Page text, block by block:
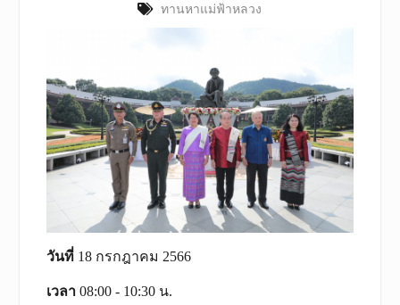
ทานหาแม่ฟ้าหลวง
วันที่18 กรกฎาคม 2566
เวลา08:00 - 10:30 น.